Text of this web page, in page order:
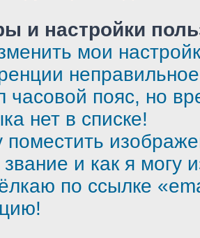
и настройки
мои
часовой пояс, но
нет в списке!
поместить
и как я могу
по ссылке